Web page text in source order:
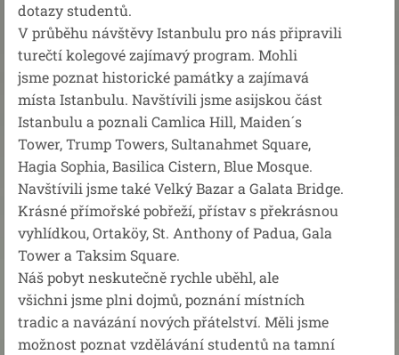
dotazy studentů.
V průběhu návštěvy Istanbulu pro nás připravili
turečtí kolegové zajímavý program. Mohli
jsme poznat historické památky a zajímavá
místa Istanbulu. Navštívili jsme asijskou část
Istanbulu a poznali Camlica Hill, Maiden´s
Tower, Trump Towers, Sultanahmet Square,
Hagia Sophia, Basilica Cistern, Blue Mosque.
Navštívili jsme také Velký Bazar a Galata Bridge.
Krásné přímořské pobřeží, přístav s překrásnou
vyhlídkou, Ortaköy, St. Anthony of Padua, Gala
Tower a Taksim Square.
Náš pobyt neskutečně rychle uběhl, ale
všichni jsme plni dojmů, poznání místních
tradic a navázání nových přátelství. Měli jsme
možnost poznat vzdělávání studentů na tamní